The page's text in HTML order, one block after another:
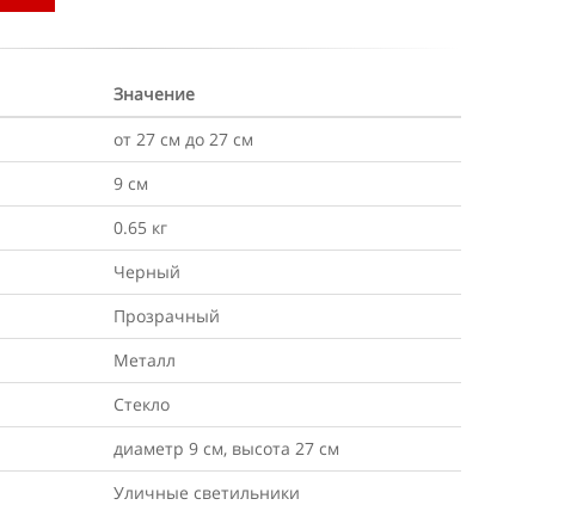
Значение
от 27 см до 27 см
9 см
0.65 кг
Черный
Прозрачный
Металл
Стекло
диаметр 9 см, высота 27 см
Уличные светильники